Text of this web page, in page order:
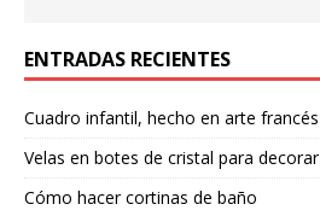
ENTRADAS RECIENTES
Cuadro infantil, hecho en arte francés
Velas en botes de cristal para decorar
Cómo hacer cortinas de baño